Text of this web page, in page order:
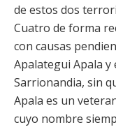
de estos dos
Cuatro de forma
con causas
Apalategui Apala y
Sarrionandia, sin
Apala es un
cuyo nombre